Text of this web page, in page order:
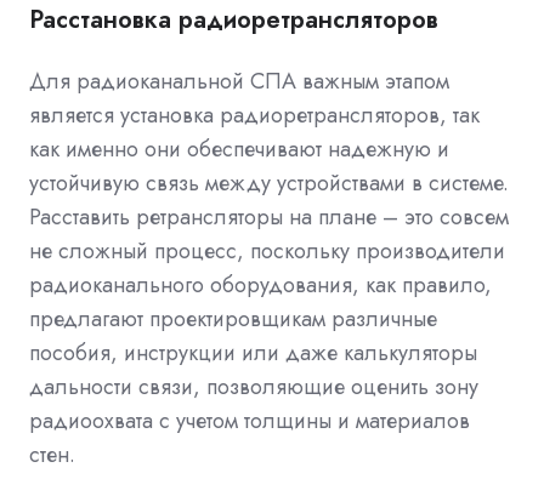
Расстановка радиоретрансляторов
Для радиоканальной СПА важным этапом
является установка радиоретрансляторов, так
как именно они обеспечивают надежную и
устойчивую связь между устройствами в системе.
Расставить ретрансляторы на плане – это совсем
не сложный процесс, поскольку производители
радиоканального оборудования, как правило,
предлагают проектировщикам различные
пособия, инструкции или даже калькуляторы
дальности связи, позволяющие оценить зону
радиоохвата с учетом толщины и материалов
стен.